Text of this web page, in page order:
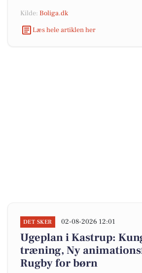
Kilde: Boliga.dk
Læs hele artiklen her
DET SKER 02-08-2026 12:01
Ugeplan i Kastrup:
træning, Ny
Rugby for børn